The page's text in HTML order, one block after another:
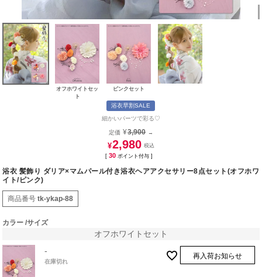
オフホワイトセッ
ト
ピンクセット
浴衣早割SALE
細かいパーツで彩る♡
定価 ¥3,900 →
¥2,980
[ 30 ポイント付与 ]
浴衣 髪飾り ダリア×マムパール付き浴衣ヘアアクセサリー8点セット(オフホワ
イト/ピンク)
商品番号 tk-ykap-88
カラー サイズ
オフホワイトセット
-
在庫切れ
再入荷お知らせ